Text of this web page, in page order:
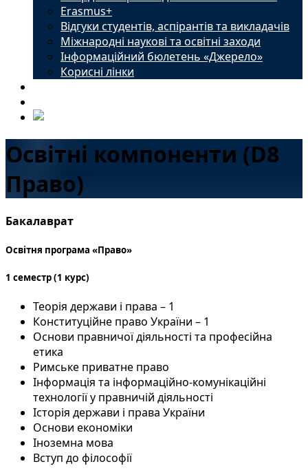
Erasmus+
Відгуки студентів, аспірантів та викладачів
Міжнародні наукові та освітні заходи
Інформаційний бюлетень «Джерело»
Корисні лінки
Освітні компоненти (D8
Право)
Бакалаврат
Освітня програма «Право»
1 семестр (1 курс)
Теорія держави і права – 1
Конституційне право України – 1
Основи правничої діяльності та професійна
етика
Римське приватне право
Інформація та інформаційно-комунікаційні
технології у правничій діяльності
Історія держави і права України
Основи економіки
Іноземна мова
Вступ до філософії